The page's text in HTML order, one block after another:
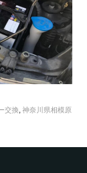
交換, 神奈川県相模原